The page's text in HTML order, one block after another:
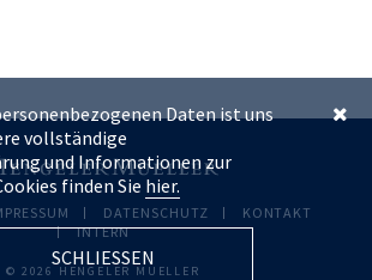
DATENSCHUTZ
KONTAKT
INTERN
© 2026 HENGELER MUELLER
Daten ist uns
vollständige
und Informationen zur
finden Sie hier.
SCHLIESSEN